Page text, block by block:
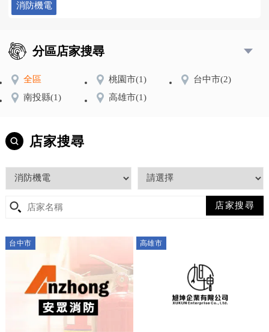
消防機電
分區店家搜尋
全區 桃園市(1) 台中市(2)
南投縣(1) 高雄市(1)
店家搜尋
台中市 高雄市